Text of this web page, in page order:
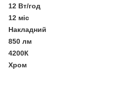
12 Вт/год
12 міс
Накладний
850 лм
4200К
Хром